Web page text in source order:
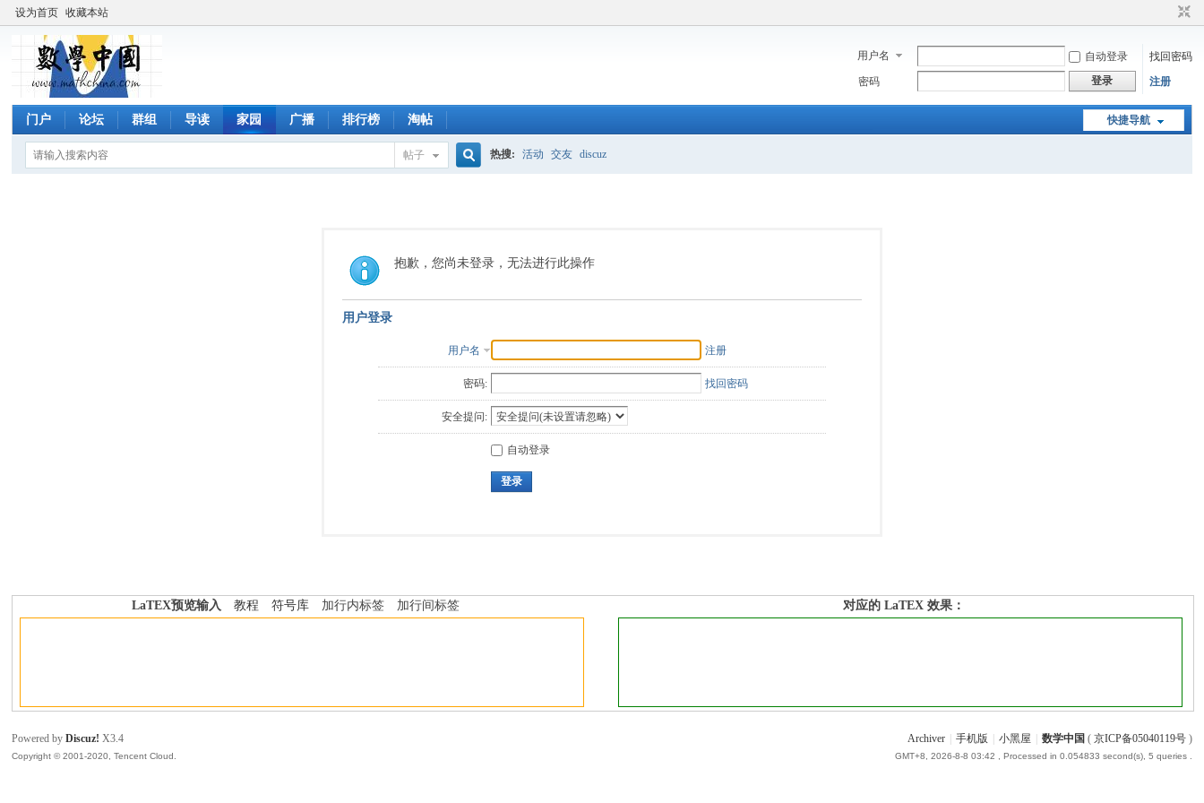
设为首页 收藏本站
用户名 自动登录
找回密码
密码
登录 注册
快捷导航
门户 论坛 群组 导读 家园 广播 排行榜 淘帖
帖子
索
热搜: 活动 交友 discuz
抱歉，您尚未登录，无法进行此操作
用户登录
用户名 注册
密码: 找回密码
安全提问:
自动登录
登录
LaTEX预览输入 教程 符号库 加行内标签 加行间标签 对应的 LaTEX 效果：
Archiver 手机版 小黑屋 数学中国 ( 京ICP备05040119号)
GMT+8, 2026-8-8 03:42 , Processed in 0.054833 second(s), 5 queries .
Powered byDiscuz! X3.4
Copyright © 2001-2020, Tencent Cloud.